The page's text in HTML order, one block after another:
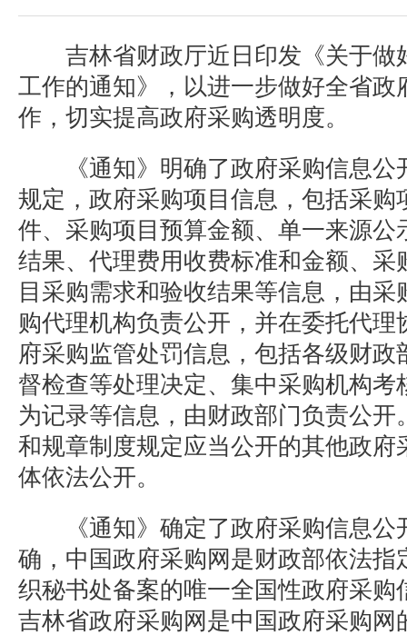
吉林省财政厅近日印发《关于做
工作的通知》，以进一步做好全省政
作，切实提高政府采购透明度。
《通知》明确了政府采购信息公
规定，政府采购项目信息，包括采购
件、采购项目预算金额、单一来源公
结果、代理费用收费标准和金额、采
目采购需求和验收结果等信息，由
购代理机构负责公开，并在委托代理
府采购监管处罚信息，包括各级财政
督检查等处理决定、集中采购机构考
为记录等信息，由财政部门负责公开
和规章制度规定应当公开的其他政府
体依法公开。
《通知》确定了政府采购信息公
确，中国政府采购网是财政部依法指
织秘书处备案的唯一全国性政府采购
吉林省政府采购网是中国政府采购网